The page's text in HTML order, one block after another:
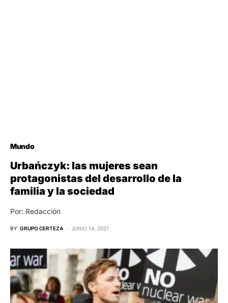
Mundo
Urbańczyk: las mujeres sean
protagonistas del desarrollo de la
familia y la sociedad
Por: Redacción
BY GRUPO CERTEZA JUNIO 14, 2021